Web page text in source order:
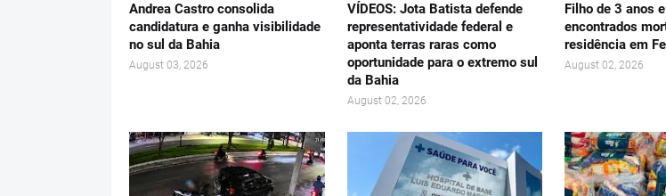
Andrea Castro consolida
candidatura e ganha visibilidade
no sul da Bahia
August 03, 2026
VÍDEOS: Jota Batista defende
representatividade federal e
aponta terras raras como
oportunidade para o extremo sul
da Bahia
August 02, 2026
Filho de 3 anos
encontrados
residência em
August 02, 2026